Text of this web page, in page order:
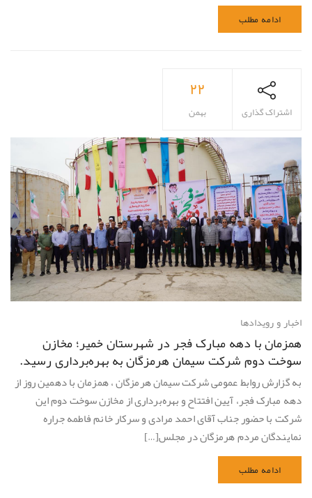
ادامه مطلب
۲۲
بهمن اشتراک گذاری
اخبار و رویدادها
همزمان با دهه مبارک فجر در شهرستان خمیر؛ مخازن
سوخت دوم شرکت سیمان هرمزگان به بهره‌برداری رسید.
به گزارش روابط عمومی شرکت سیمان هرمزگان ، همزمان با دهمین روز از
دهه مبارک فجر، آیین افتتاح و بهره‌برداری از مخازن سوخت دوم این
شرکت با حضور جناب آقای احمد مرادی و سرکار خانم فاطمه جراره
نمایندگان مردم هرمزگان در مجلس[…]
ادامه مطلب